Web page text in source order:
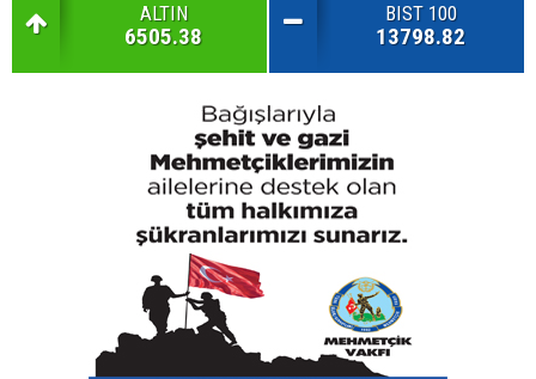
ALTIN
6505.38
BIST 100
13798.82